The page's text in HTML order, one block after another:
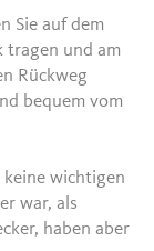
Sie auf dem
tragen und am
Rückweg
bequem vom
keine wichtigen
war, als
haben aber